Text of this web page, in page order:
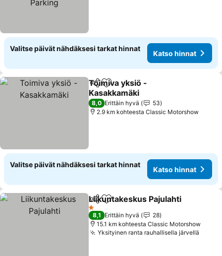
Valitse päivät nähdäksesi tarkat hinnat
Katso hinnat
Jaa Lisää suosikkeihin
Toimiva yksiö -
Kasakkamäki
Katso hinnat
8,0 Erittäin hyvä
53
2.9 km kohteesta Classic Motorshow
Valitse päivät nähdäksesi tarkat hinnat
Katso hinnat
Jaa Lisää suosikkeihin
Liikuntakeskus Pajulahti
1 Tähtiluokitus
8,1 Erittäin hyvä
28
15.1 km kohteesta Classic Motorshow
Yksityinen ranta rauhallisella järvellä